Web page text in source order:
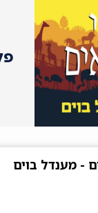
- מענדל בוים